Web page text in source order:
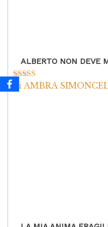
ALBERTO NON DEVE
Valutato5su
di AMBRA